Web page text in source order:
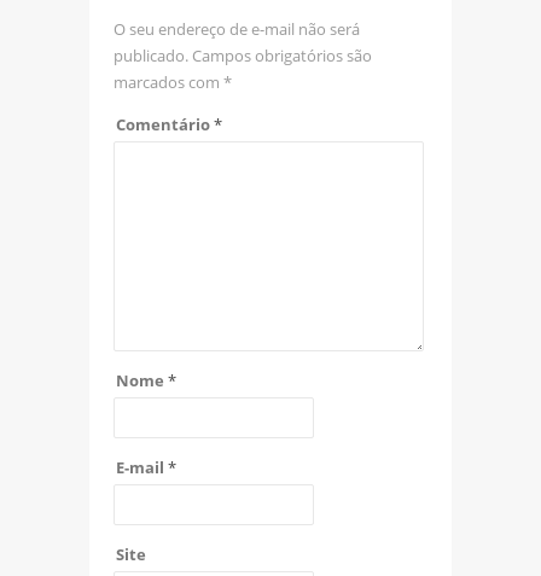
O seu endereço de e-mail não será
publicado. Campos obrigatórios são
marcados com *
Comentário*
Nome *
E-mail *
Site